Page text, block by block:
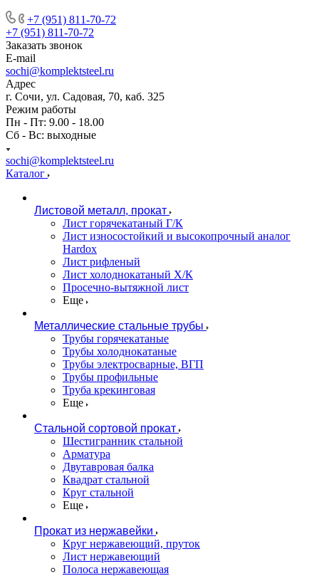
+7 (951) 811-70-72
+7 (951) 811-70-72
Заказать звонок
E-mail
sochi@komplektsteel.ru
Адрес
г. Сочи, ул. Садовая, 70, каб. 325
Режим работы
Пн - Пт: 9.00 - 18.00
Сб - Вс: выходные
sochi@komplektsteel.ru
Каталог
Листовой металл, прокат
Лист горячекатаный Г/К
Лист износостойкий и высокопрочный аналог
Hardox
Лист рифленый
Лист холоднокатаный Х/К
Просечно-вытяжной лист
Еще
Металлические стальные трубы
Трубы горячекатаные
Трубы холоднокатаные
Трубы электросварные, ВГП
Трубы профильные
Труба крекинговая
Еще
Стальной сортовой прокат
Шестигранник стальной
Арматура
Двутавровая балка
Квадрат стальной
Круг стальной
Еще
Прокат из нержавейки
Круг нержавеющий, пруток
Лист нержавеющий
Полоса нержавеющая